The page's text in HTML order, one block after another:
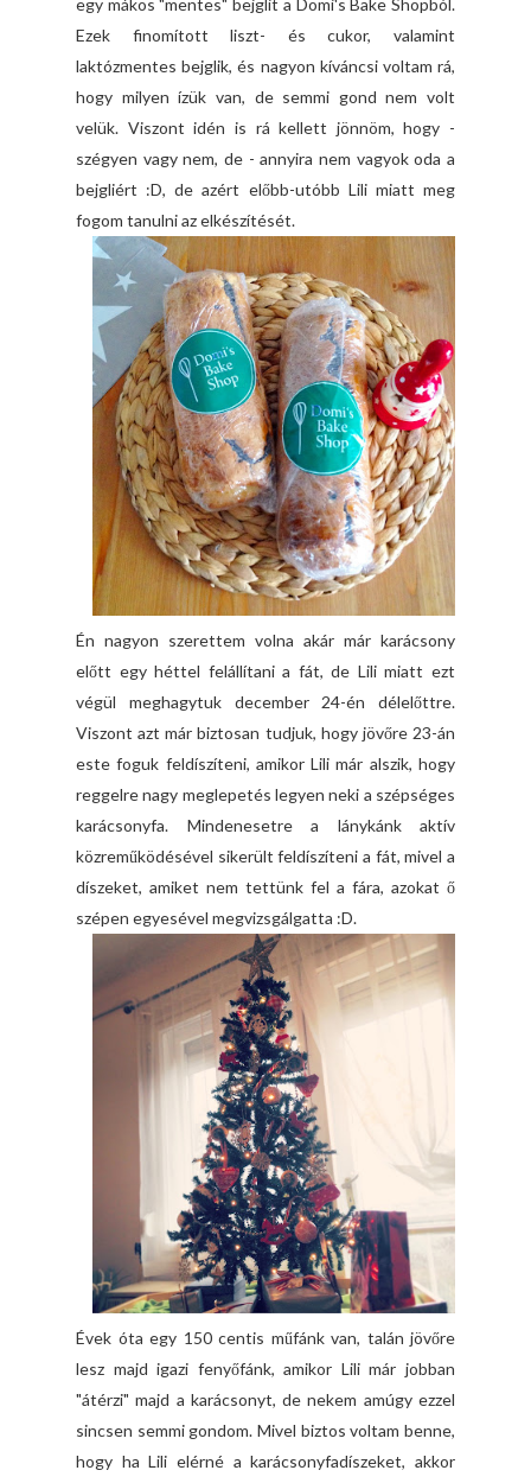
Ezek finomított liszt- és cukor, valamint
laktózmentes bejglik, és nagyon kíváncsi voltam rá,
hogy milyen ízük van, de semmi gond nem volt
velük. Viszont idén is rá kellett jönnöm, hogy -
szégyen vagy nem, de - annyira nem vagyok oda a
bejgliért :D, de azért előbb-utóbb Lili miatt meg
fogom tanulni az elkészítését.
Én nagyon szerettem volna akár már karácsony
előtt egy héttel felállítani a fát, de Lili miatt ezt
végül meghagytuk december 24-én délelőttre.
Viszont azt már biztosan tudjuk, hogy jövőre 23-án
este foguk feldíszíteni, amikor Lili már alszik, hogy
reggelre nagy meglepetés legyen neki a szépséges
karácsonyfa. Mindenesetre a lánykánk aktív
közreműködésével sikerült feldíszíteni a fát, mivel a
díszeket, amiket nem tettünk fel a fára, azokat ő
szépen egyesével megvizsgálgatta :D.
Évek óta egy 150 centis műfánk van, talán jövőre
lesz majd igazi fenyőfánk, amikor Lili már jobban
"átérzi" majd a karácsonyt, de nekem amúgy ezzel
sincsen semmi gondom. Mivel biztos voltam benne,
hogy ha Lili elérné a karácsonyfadíszeket, akkor